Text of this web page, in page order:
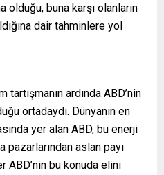
olduğu, buna karşı olanların
dair tahminlere yol
ardında ABD’nin
ortadaydı. Dünyanın en
yer alan ABD, bu enerji
pazarlarından aslan payı
ABD’nin bu konuda elini